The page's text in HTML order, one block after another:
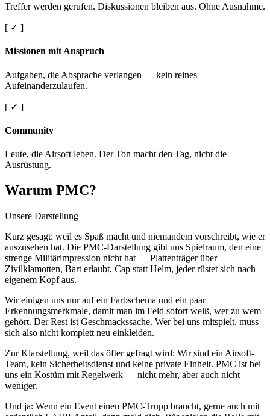
Treffer werden gerufen. Diskussionen bleiben aus. Ohne Ausnahme.
[ ✓ ]
Missionen mit Anspruch
Aufgaben, die Absprache verlangen — kein reines
Aufeinanderzulaufen.
[ ✓ ]
Community
Leute, die Airsoft leben. Der Ton macht den Tag, nicht die
Ausrüstung.
Warum PMC?
Unsere Darstellung
Kurz gesagt: weil es Spaß macht und niemandem vorschreibt, wie er
auszusehen hat. Die PMC-Darstellung gibt uns Spielraum, den eine
strenge Militärimpression nicht hat — Plattenträger über
Zivilklamotten, Bart erlaubt, Cap statt Helm, jeder rüstet sich nach
eigenem Kopf aus.
Wir einigen uns nur auf ein Farbschema und ein paar
Erkennungsmerkmale, damit man im Feld sofort weiß, wer zu wem
gehört. Der Rest ist Geschmackssache. Wer bei uns mitspielt, muss
sich also nicht komplett neu einkleiden.
Zur Klarstellung, weil das öfter gefragt wird: Wir sind ein Airsoft-
Team, kein Sicherheitsdienst und keine private Einheit. PMC ist bei
uns ein Kostüm mit Regelwerk — nicht mehr, aber auch nicht
weniger.
Und ja: Wenn ein Event einen PMC-Trupp braucht, gerne auch mit